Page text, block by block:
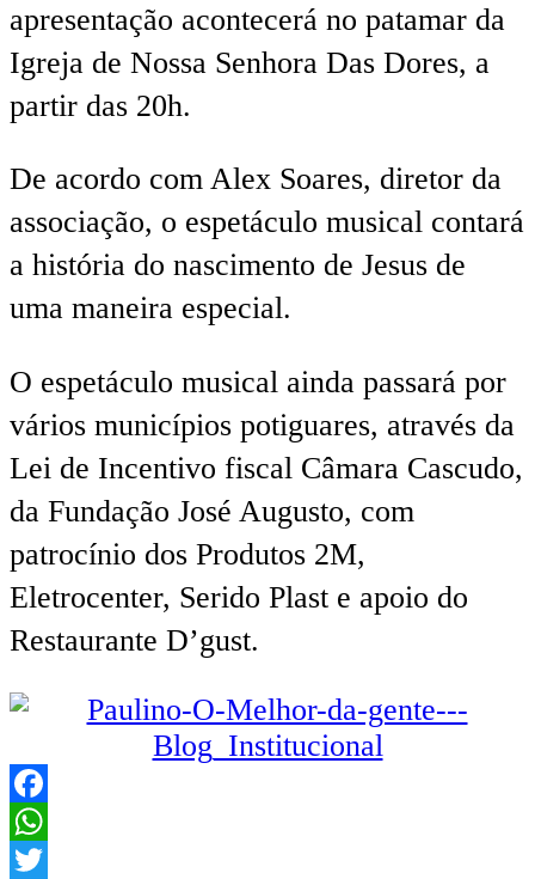
apresentação acontecerá no patamar da
Igreja de Nossa Senhora Das Dores, a
partir das 20h.
De acordo com Alex Soares, diretor da
associação, o espetáculo musical contará
a história do nascimento de Jesus de
uma maneira especial.
O espetáculo musical ainda passará por
vários municípios potiguares, através da
Lei de Incentivo fiscal Câmara Cascudo,
da Fundação José Augusto, com
patrocínio dos Produtos 2M,
Eletrocenter, Serido Plast e apoio do
Restaurante D’gust.
Facebook
WhatsApp